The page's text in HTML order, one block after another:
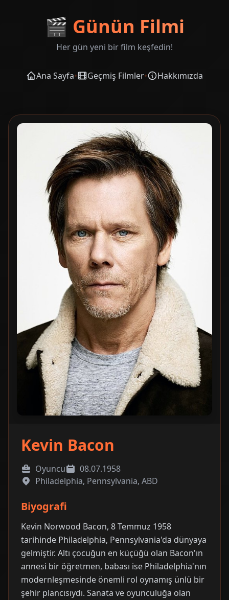
🎬 Günün Filmi
Her gün yeni bir film keşfedin!
Ana Sayfa• Geçmiş Filmler• Hakkımızda
Kevin Bacon
Oyuncu
08.07.1958
Philadelphia, Pennsylvania, ABD
Biyografi
Kevin Norwood Bacon, 8 Temmuz 1958
tarihinde Philadelphia, Pennsylvania'da dünyaya
gelmiştir. Altı çocuğun en küçüğü olan Bacon'ın
annesi bir öğretmen, babası ise Philadelphia'nın
modernleşmesinde önemli rol oynamış ünlü bir
şehir plancısıydı. Sanata ve oyunculuğa olan